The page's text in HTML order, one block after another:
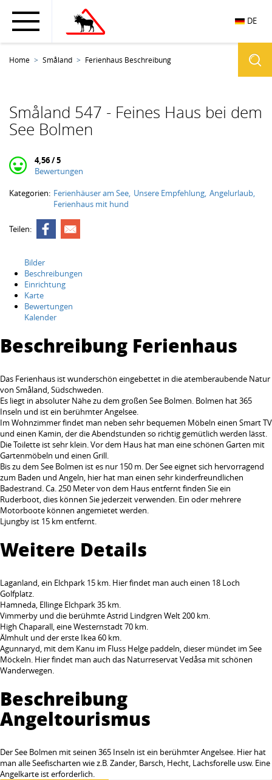
DE
Home Småland Ferienhaus Beschreibung
Småland 547 - Feines Haus bei dem
See Bolmen
4,56 / 5
Bewertungen
Kategorien: Ferienhäuser am See Unsere Empfehlung Angelurlaub
Ferienhaus mit hund
Teilen:
Bilder
Beschreibungen
Einrichtung
Karte
Bewertungen
Kalender
Beschreibung Ferienhaus
Das Ferienhaus ist wunderschön eingebettet in die atemberaubende Natur
von Småland, Südschweden.
Es liegt in absoluter Nähe zu dem großen See Bolmen. Bolmen hat 365
Inseln und ist ein berühmter Angelsee.
Im Wohnzimmer findet man neben sehr bequemen Möbeln einen Smart TV
und einen Kamin, der die Abendstunden so richtig gemütlich werden lässt.
Die Toilette ist sehr klein. Vor dem Haus hat man eine schönen Garten mit
Gartenmöbeln und einen Grill.
Bis zu dem See Bolmen ist es nur 150 m. Der See eignet sich hervorragend
zum Baden und Angeln, hier hat man einen sehr kinderfreundlichen
Badestrand. Ca. 250 Meter von dem Haus entfernt finden Sie ein
Ruderboot, dies können Sie jederzeit verwenden. Ein oder mehrere
Motorboote können angemietet werden.
Ljungby ist 15 km entfernt.
Weitere Details
Laganland, ein Elchpark 15 km. Hier findet man auch einen 18 Loch
Golfplatz.
Hamneda, Ellinge Elchpark 35 km.
Vimmerby und die berühmte Astrid Lindgren Welt 200 km.
High Chaparall, eine Westernstadt 70 km.
Älmhult und der erste Ikea 60 km.
Agunnaryd, mit dem Kanu im Fluss Helge paddeln, dieser mündet im See
Möckeln. Hier findet man auch das Naturreservat Vedåsa mit schönen
Wanderwegen.
Beschreibung
Angeltourismus
Der See Bolmen mit seinen 365 Inseln ist ein berühmter Angelsee. Hier hat
man alle Seefischarten wie z.B. Zander, Barsch, Hecht, Lachsforelle usw. Eine
Angelkarte ist erforderlich.